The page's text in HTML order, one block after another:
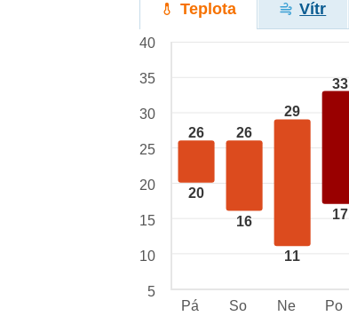
Teplota Vítr
26
20
26
16
29
11
33
17
40
35
30
25
20
15
10
5
Pá
So Ne Po